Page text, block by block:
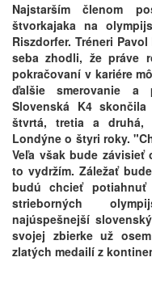
Najstarším členom
štvorkajaka na
Riszdorfer. Tréneri
seba zhodli, že práve
pokračovaní v kariére
ďalšie smerovanie a
Slovenská K4
štvrtá, tretia a
Londýne o štyri roky.
Veľa však bude
to vydržím. Záležať
budú chcieť
strieborných
najúspešnejší
svojej zbierke už
zlatých medailí z